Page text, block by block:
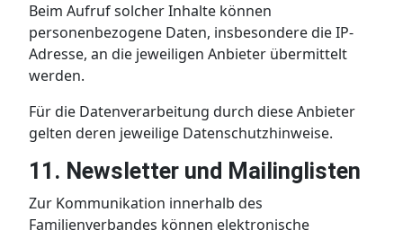
Beim Aufruf solcher Inhalte können
personenbezogene Daten, insbesondere die IP-
Adresse, an die jeweiligen Anbieter übermittelt
werden.
Für die Datenverarbeitung durch diese Anbieter
gelten deren jeweilige Datenschutzhinweise.
11. Newsletter und Mailinglisten
Zur Kommunikation innerhalb des
Familienverbandes können elektronische